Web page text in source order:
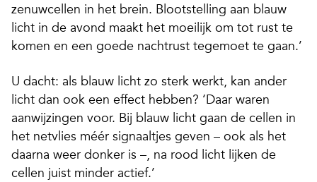
zenuwcellen in het brein. Blootstelling aan blauw
licht in de avond maakt het moeilijk om tot rust te
komen en een goede nachtrust tegemoet te gaan.’
U dacht: als blauw licht zo sterk werkt, kan ander
licht dan ook een effect hebben? ‘Daar waren
aanwijzingen voor. Bij blauw licht gaan de cellen in
het netvlies méér signaaltjes geven – ook als het
daarna weer donker is –, na rood licht lijken de
cellen juist minder actief.’